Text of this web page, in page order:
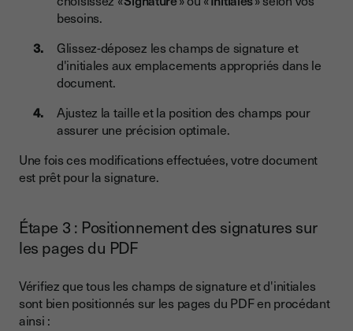
besoins.
Glissez-déposez les champs de signature et
d'initiales aux emplacements appropriés dans le
document.
Ajustez la taille et la position des champs pour
assurer une précision optimale.
Une fois ces modifications effectuées, votre document
est prêt pour la signature.
Étape 3 : Positionnement des signatures sur
les pages du PDF
Vérifiez que tous les champs de signature et d'initiales
sont bien positionnés sur les pages du PDF en procédant
ainsi :